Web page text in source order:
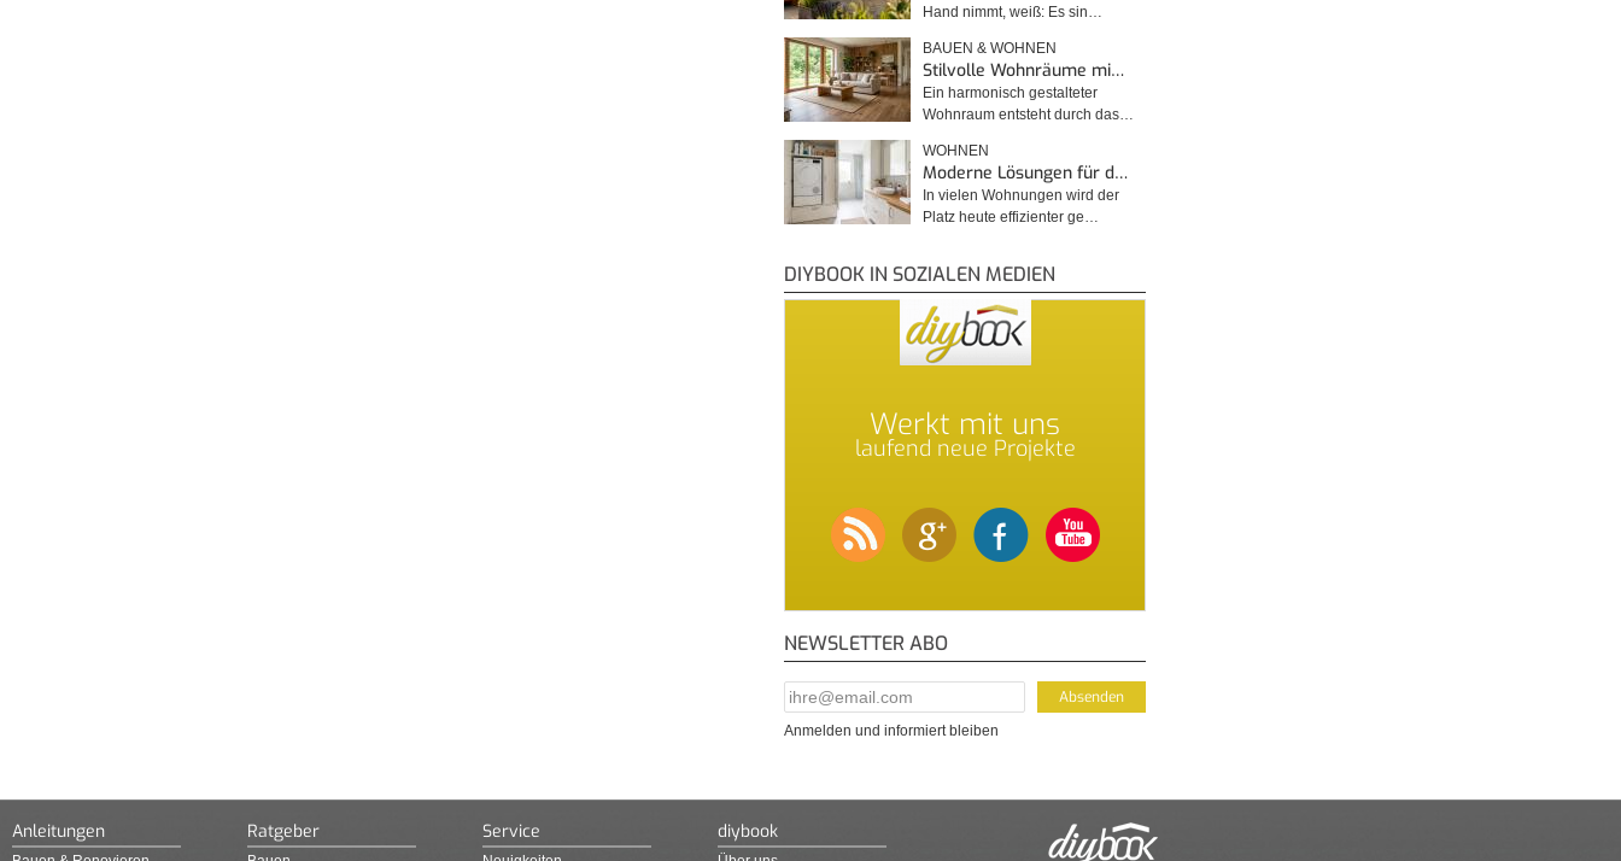
Hand nimmt, weiß: Es sin…
BAUEN & WOHNEN
Stilvolle Wohnräume mi…
Ein harmonisch gestalteter
Wohnraum entsteht durch das…
WOHNEN
Moderne Lösungen für d…
In vielen Wohnungen wird der
Platz heute effizienter ge…
DIYBOOK IN SOZIALEN MEDIEN
Werkt mit uns
laufend neue Projekte
NEWSLETTER ABO
E-Mail Addresse*
Anmelden und informiert bleiben
Anleitungen Ratgeber Service diybook